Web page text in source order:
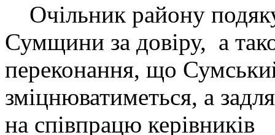
Очільник району
Сумщини за довіру, а
переконання, що
зміцнюватиметься, а
на співпрацю керівників